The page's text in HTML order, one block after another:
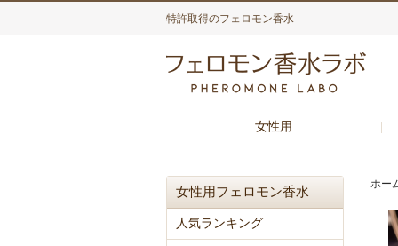
特許取得のフェロモン香水
女性用
ホー
女性用フェロモン香水
人気ランキング